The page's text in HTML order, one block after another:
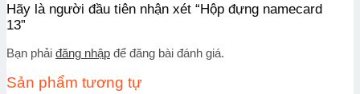
Hãy là người đầu tiên nhận xét “Hộp đựng namecard
13”
Bạn phải đăng nhập để đăng bài đánh giá.
Sản phẩm tương tự